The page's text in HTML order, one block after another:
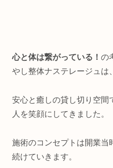
心と体は繋がっている！ の
やし整体ナステレージュは、
安心と癒しの貸し切り空間
人を笑顔にしてきました。
施術のコンセプトは開業当
続けていきます。